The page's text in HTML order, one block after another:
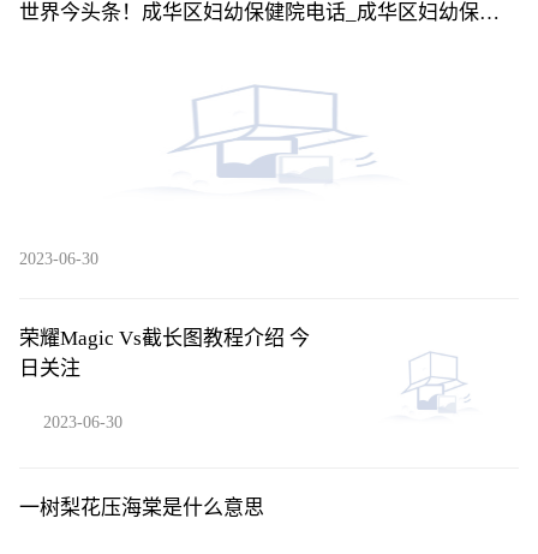
世界今头条！成华区妇幼保健院电话_成华区妇幼保健
2023-06-30
荣耀Magic Vs截长图教程介绍 今
日关注
2023-06-30
一树梨花压海棠是什么意思